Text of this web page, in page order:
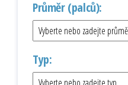
Průměr (palců):
Typ: